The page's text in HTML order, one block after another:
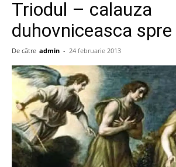
Triodul – calauza
duhovniceasca
De către admin - 24 februarie 2013